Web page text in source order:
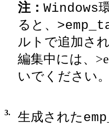
注： Windows
ると、
ルトで追加さ
編集中には、
いでください。
3. 生成された